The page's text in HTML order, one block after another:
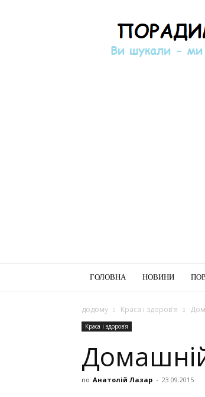
ГОЛОВНА НОВИНИ
додому Краса і здоров'я
Краса і здоров'я
по Анатолій Лазар - 23.09.2015